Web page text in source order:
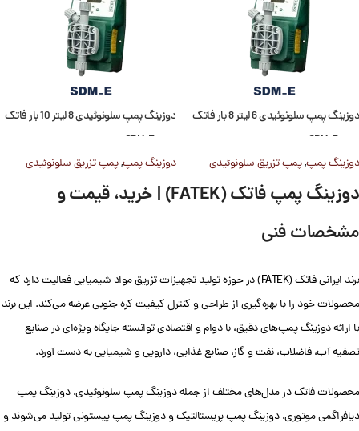
دوزینگ پمپ سلونوئیدی 6 لیتر 8 بار فاتک
سری SDM-E
دوزینگ پمپ,پمپ تزریق سلونوئیدی
دوزینگ پمپ سلونوئیدی 8 لیتر 10 بار فاتک
سری SDM-E
دوزینگ پمپ,پمپ تزریق سلونوئیدی
دوزینگ پمپ فاتک (FATEK) | خرید، قیمت و
مشخصات فنی
برند ایرانی فاتک (FATEK) در حوزه تولید تجهیزات تزریق مواد شیمیایی فعالیت دارد که
محصولات خود را با بهره‌گیری از طراحی و کنترل کیفیت کره جنوبی عرضه می‌کند. این برند
با ارائه دوزینگ پمپ‌های دقیق، با دوام و اقتصادی توانسته جایگاه ویژه‌ای در صنایع
تصفیه آب، فاضلاب، نفت و گاز، صنایع غذایی، دارویی و شیمیایی به دست آورد.
محصولات فاتک در مدل‌های مختلف از جمله دوزینگ پمپ سلونوئیدی، دوزینگ پمپ
دیافراگمی موتوری، دوزینگ پمپ پریستالتیک و دوزینگ پمپ پیستونی تولید می‌شوند و